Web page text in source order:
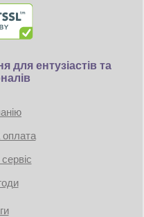
ентузіастів та
оплата